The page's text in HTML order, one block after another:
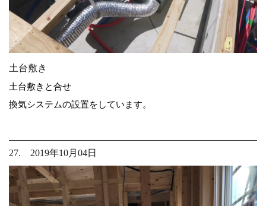
土台敷き
土台敷きと合せ
換気システムの設置をしています。
27. 2019年10月04日